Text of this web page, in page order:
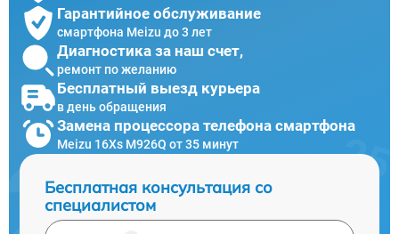
Гарантийное обслуживание
смартфона Meizu до 3 лет
Диагностика за наш счет,
ремонт по желанию
Бесплатный выезд курьера
в день обращения
Замена процессора телефона смартфона
Meizu 16Xs M926Q от 35 минут
Бесплатная консультация со
специалистом